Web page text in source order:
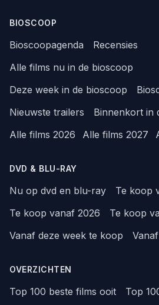
BIOSCOOP
Bioscoopagenda
Recensies
Alle films nu in de bioscoop
Deze week in de bioscoop
Nieuwste trailers
Binnenkort in
Alle films 2026
Alle films 2027
DVD & BLU-RAY
Nu op dvd en blu-ray
Te koop
Te koop vanaf 2026
Te koop
Vanaf deze week te koop
OVERZICHTEN
Top 100 beste films ooit
Top